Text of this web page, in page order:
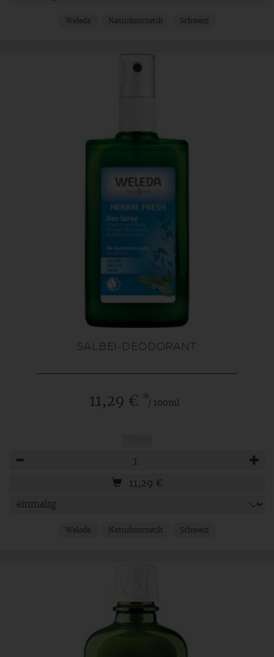
Weleda Naturkosmetik Schweiz
SALBEI-DEODORANT
11,29 € */ 100ml
11,29 €
Weleda Naturkosmetik Schweiz